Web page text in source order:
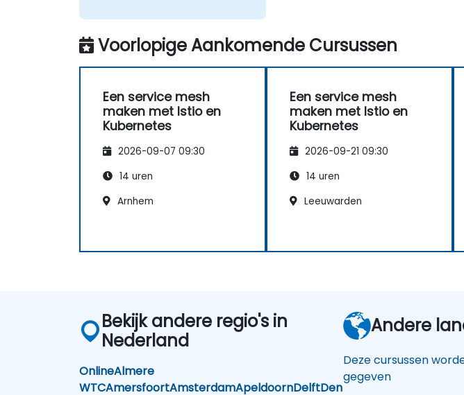
Voorlopige Aankomende Cursussen
Een service mesh
maken met Istio en
Kubernetes
2026-09-07 09:30
14 uren
Arnhem
Een service mesh
maken met Istio en
Kubernetes
2026-09-21 09:30
14 uren
Leeuwarden
Bekijk andere regio's in
Nederland
OnlineAlmere
WTCAmersfoortAmsterdamApeldoornDelftDen
Andere
Deze cursussen
gegeven